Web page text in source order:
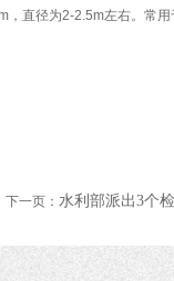
直径为2-2.5m左右。常
一页： 水利部派出3个